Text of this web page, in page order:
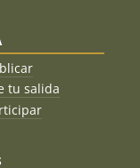
tu salida